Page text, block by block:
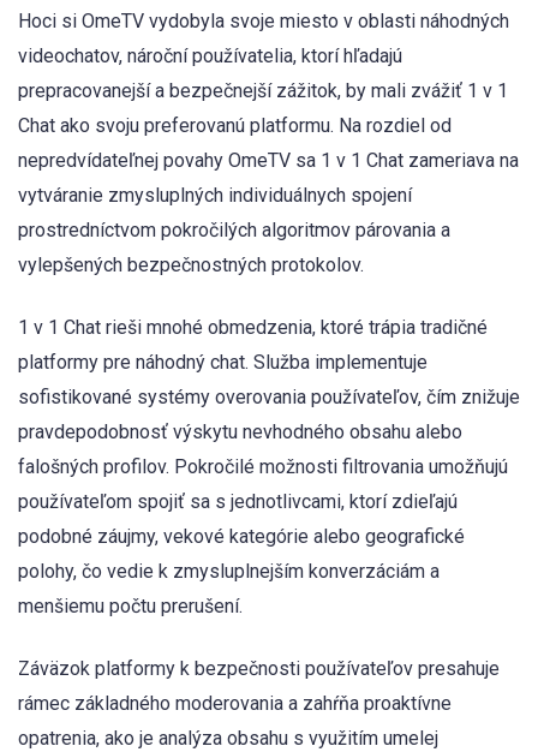
Hoci si OmeTV vydobyla svoje miesto v oblasti náhodných
videochatov, nároční používatelia, ktorí hľadajú
prepracovanejší a bezpečnejší zážitok, by mali zvážiť 1 v 1
Chat ako svoju preferovanú platformu. Na rozdiel od
nepredvídateľnej povahy OmeTV sa 1 v 1 Chat zameriava na
vytváranie zmysluplných individuálnych spojení
prostredníctvom pokročilých algoritmov párovania a
vylepšených bezpečnostných protokolov.
1 v 1 Chat rieši mnohé obmedzenia, ktoré trápia tradičné
platformy pre náhodný chat. Služba implementuje
sofistikované systémy overovania používateľov, čím znižuje
pravdepodobnosť výskytu nevhodného obsahu alebo
falošných profilov. Pokročilé možnosti filtrovania umožňujú
používateľom spojiť sa s jednotlivcami, ktorí zdieľajú
podobné záujmy, vekové kategórie alebo geografické
polohy, čo vedie k zmysluplnejším konverzáciám a
menšiemu počtu prerušení.
Záväzok platformy k bezpečnosti používateľov presahuje
rámec základného moderovania a zahŕňa proaktívne
opatrenia, ako je analýza obsahu s využitím umelej